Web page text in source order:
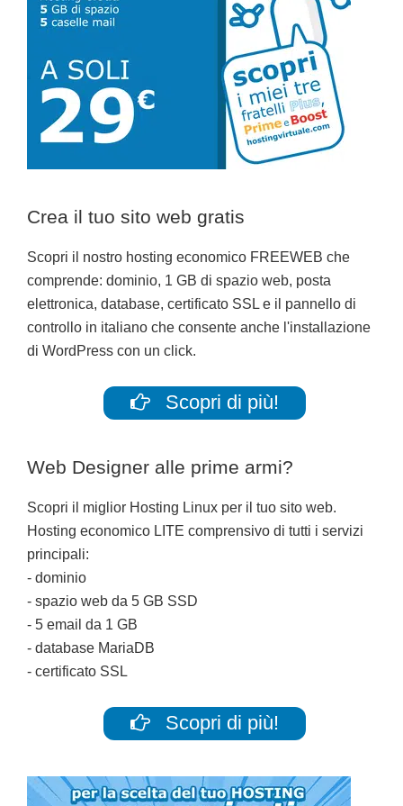
Crea il tuo sito web gratis
Scopri il nostro hosting economico FREEWEB che
comprende: dominio, 1 GB di spazio web, posta
elettronica, database, certificato SSL e il pannello di
controllo in italiano che consente anche l'installazione
di WordPress con un click.
Scopri di più!
Web Designer alle prime armi?
Scopri il miglior Hosting Linux per il tuo sito web.
Hosting economico LITE comprensivo di tutti i servizi
principali:
- dominio
- spazio web da 5 GB SSD
- 5 email da 1 GB
- database MariaDB
- certificato SSL
Scopri di più!